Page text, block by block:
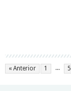
« Anterior 1 ... 5